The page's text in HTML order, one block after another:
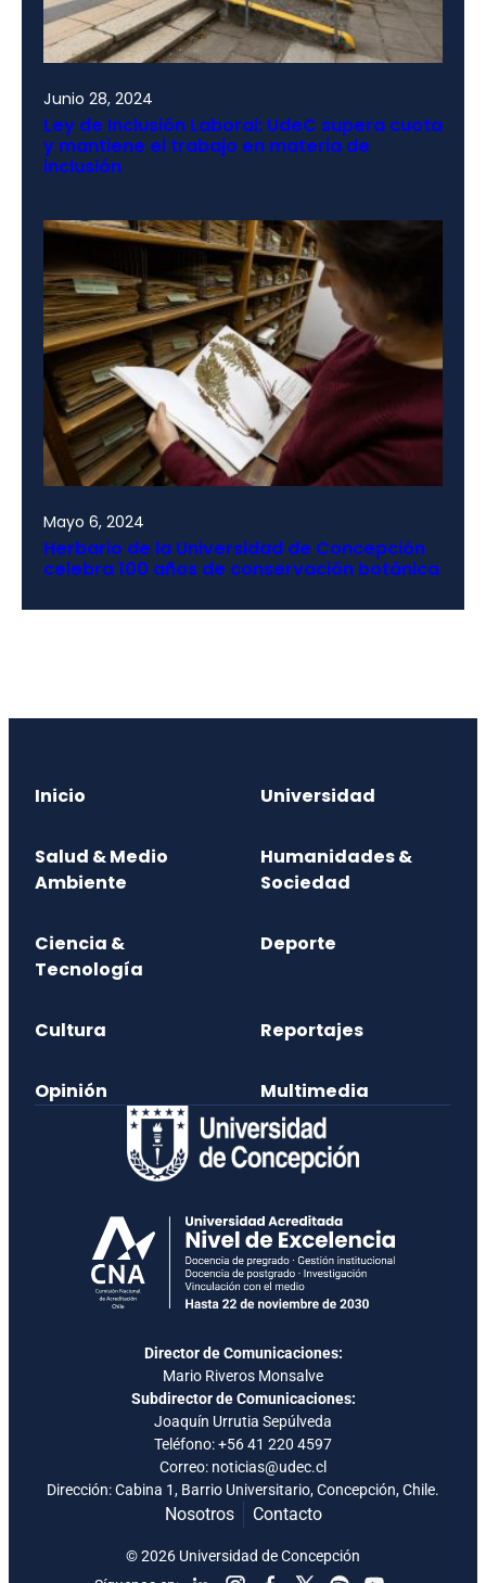
Junio 28, 2024
Ley de Inclusión Laboral: UdeC supera cuota
y mantiene el trabajo en materia de
inclusión
Mayo 6, 2024
Herbario de la Universidad de Concepción
celebra 100 años de conservación botánica
Inicio Universidad
Salud & Medio
Ambiente
Humanidades &
Sociedad
Ciencia &
Tecnología
Deporte
Cultura Reportajes
Opinión Multimedia
Director de Comunicaciones:
Mario Riveros Monsalve
Subdirector de Comunicaciones:
Joaquín Urrutia Sepúlveda
Teléfono:+56 41 220 4597
Correo: noticias@udec.cl
Dirección: Cabina 1, Barrio Universitario, Concepción, Chile.
Nosotros Contacto
© 2026 Universidad de Concepción